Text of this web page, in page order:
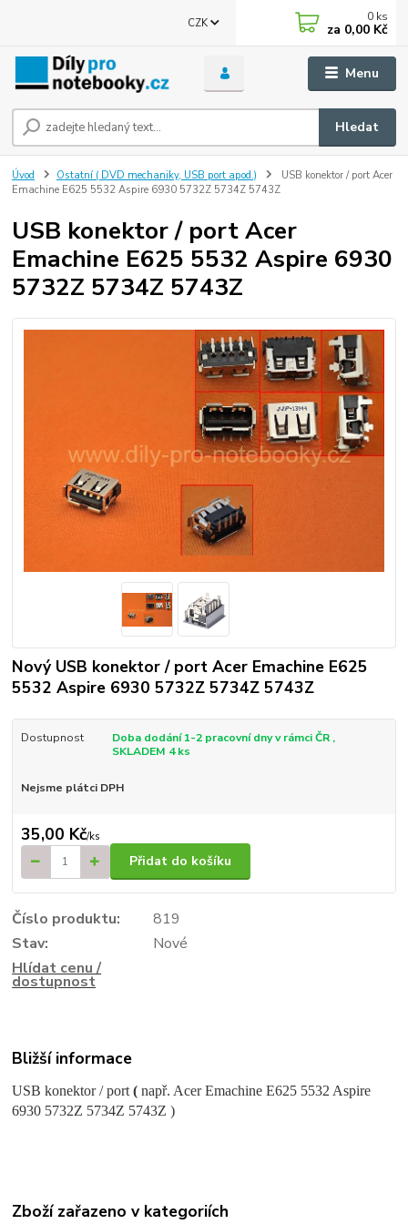
Menu
CZK
Hledat
0 ks
za 0,00 Kč
Úvod Ostatní ( DVD mechaniky, USB port apod.)
USB konektor / port Acer
Emachine E625 5532 Aspire 6930 5732Z 5734Z 5743Z
USB konektor / port Acer
Emachine E625 5532 Aspire 6930
5732Z 5734Z 5743Z
Nový USB konektor / port Acer Emachine E625
5532 Aspire 6930 5732Z 5734Z 5743Z
Dostupnost
Doba dodání 1-2 pracovní dny v rámci ČR ,
SKLADEM 4 ks
Nejsme plátci DPH
35,00 Kč/ks
Přidat do košíku
Číslo produktu:
819
Stav:
Nové
Hlídat cenu /
dostupnost
Bližší informace
USB konektor/ port (např. Acer Emachine E625 5532 Aspire
6930 5732Z 5734Z 5743Z )
Zboží zařazeno v kategoriích